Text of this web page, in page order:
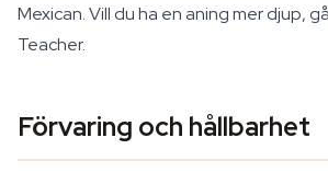
Mexican. Vill du ha en aning mer djup,
Teacher.
Förvaring och hållbarhet